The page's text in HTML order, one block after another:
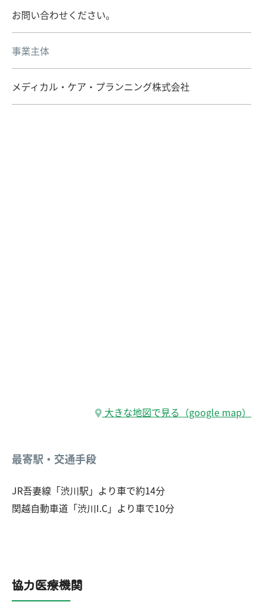
お問い合わせください。
事業主体
メディカル・ケア・プランニング株式会社
大きな地図で見る（google map）
最寄駅・交通手段
JR吾妻線「渋川駅」より車で約14分
関越自動車道「渋川I.C」より車で10分
協力医療機関